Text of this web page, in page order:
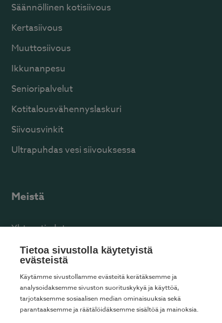
Säännöllinen kotisiivous
Kertasiivous
Muuttosiivous
Ikkunanpesu
Senioripalvelut
Kotitalousvähennyslaskuri
Siivousvinkit
Ultrapuhdas vesi siivouksessa
Meistä
Yhteystiedot
Facebook
Tarjoamme kotisiivousta seuraavilla paikkakunnilla
Tietoa sivustolla käytetyistä
evästeistä
Käytämme sivustollamme evästeitä kerätäksemme ja
analysoidaksemme sivuston suorituskykyä ja käyttöä,
tarjotaksemme sosiaalisen median ominaisuuksia sekä
parantaaksemme ja räätälöidäksemme sisältöä ja mainoksia.